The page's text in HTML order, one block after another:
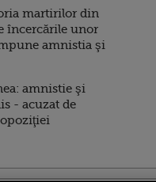
martirilor din
încercările unor
amnistia şi
amnistie şi
- acuzat de
opoziţiei